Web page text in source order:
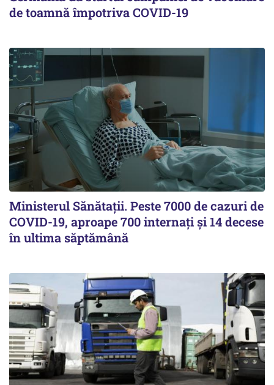
de toamnă împotriva COVID-19
Ministerul Sănătații. Peste 7000 de cazuri de
COVID-19, aproape 700 internați și 14 decese
în ultima săptămână